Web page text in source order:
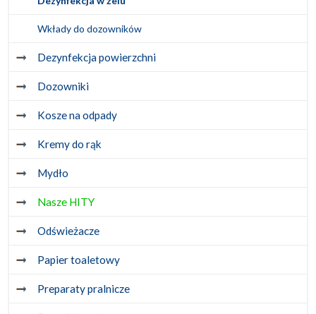
Wkłady do dozowników
Dezynfekcja powierzchni
Dozowniki
Kosze na odpady
Kremy do rąk
Mydło
Nasze HITY
Odświeżacze
Papier toaletowy
Preparaty pralnicze